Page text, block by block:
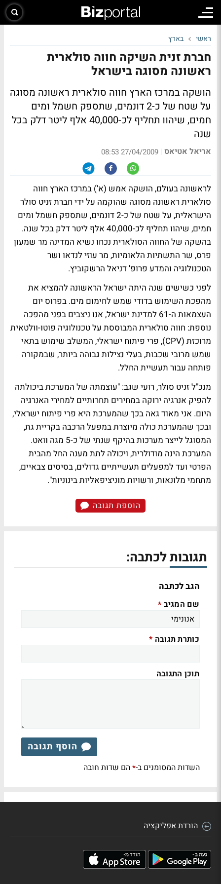
ראשי בארץ
חברת זנית השיקה חווה סולארית
ראשונה מסוגה בישראל
הושקה במרכז הארץ חווה סולארית ראשונה מסוגה
על שטח של כ-2 דונמים, שתספק חשמל ומים
חמים, שיהוו תחליף לכ-40,000 אלף ליטר דלק בכל
שנה
אריאל אטיאס |
27/04/2009 08:53
לראשונה בעולם, הושקה אמש (א') במרכז הארץ חווה
סולארית ראשונה מסוגה שהוקמה על ידי חברת זניט סולר
הישראלית, על שטח של כ-2 דונמים, שתספק חשמל ומים
חמים, שיהוו תחליף לכ-40,000 אלף ליטר דלק בכל שנה.
בהשקה של החווה הסולארית נכחו נשיא המדינה מר שמעון
פרס, שר התשתיות הלאומיות, מר עוזי לנדאו ושר
הטכנולוגיה והמדע פרופ' דניאל הרשקוביץ.
לפני כשישים שנה היתה ישראל הראשונה להמציא את
מהפכת השימוש בדודי שמש לחימום מים. בפרוס יום
העצמאות ה-61 למדינת ישראל, אנו ניצבים בפני מהפכה
נוספת: חווה סולארית המבוססת על טכנולוגיה פוטו-וולטאית
מרוכזת (CPV), פרי פיתוח ישראלי, המשלב שימוש בתאי
שמש מרובי שכבות, בעלי נצילות גבוהה ביותר, שבמקורה
פותחה עבור תעשיית החלל.
מנכ"ל זניט סולר, רועי שגב: "עוצמתה של המערכת ביכולתה
להפיק אנרגיה ירוקה במחירים תחרותיים למחירי האנרגיה
היום. אני מאוד גאה בכך שהמערכת היא פרי פיתוח ישראלי,
ובכך שהמערכת כולה מיוצרת במפעל הרכבה בקריית גת,
המסוגל לייצר מערכות בהיקף שנתי של כ-5 מגה וואט.
המערכת הינה מודולרית, ויכולה לתת מענה החל מהבית
הפרטי ועד למפעלים תעשייתיים גדולים, בסיסים צבאיים,
מתחמי מלונאות, ורשויות מוניציפאליות בינוניות".
הוספת תגובה
תגובות לכתבה:
הגב לכתבה
שם המגיב *
כותרת תגובה *
תוכן התגובה
הוסף תגובה
השדות המסומנים ב-*הם שדות חובה
הורדת אפליקציה